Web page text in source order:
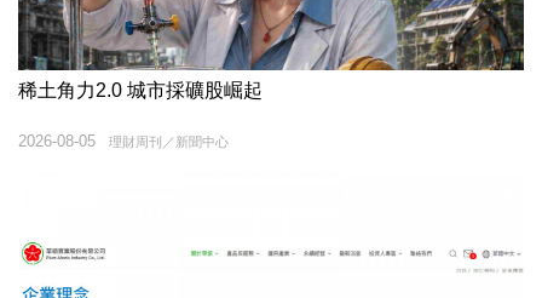
稀土角力2.0 城市採礦股崛起
理財周刊／新聞中心
2026-08-05